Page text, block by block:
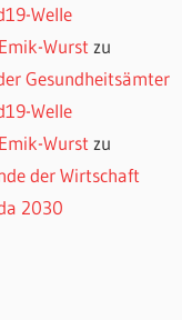
Welle
Wurst zu
Gesundheitsämter
Welle
Wurst zu
der Wirtschaft
2030